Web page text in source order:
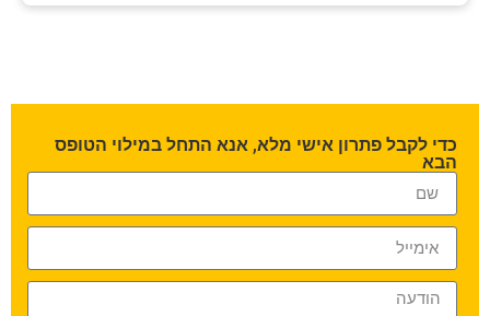
כדי לקבל פתרון אישי מלא, אנא התחל במילוי הטופס
הבא